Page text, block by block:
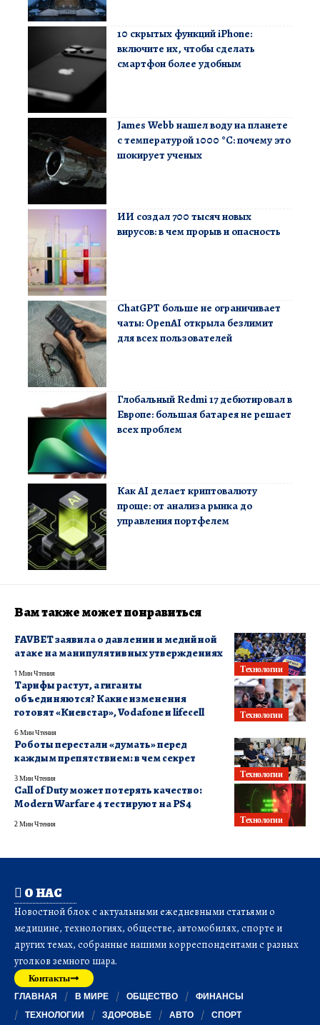
10 скрытых функций iPhone:
включите их, чтобы сделать
смартфон более удобным
James Webb нашел воду на планете
с температурой 1000 °C: почему это
шокирует ученых
ИИ создал 700 тысяч новых
вирусов: в чем прорыв и опасность
ChatGPT больше не ограничивает
чаты: OpenAI открыла безлимит
для всех пользователей
Глобальный Redmi 17 дебютировал в
Европе: большая батарея не решает
всех проблем
Как AI делает криптовалюту
проще: от анализа рынка до
управления портфелем
Вам также может понравиться
Технологии
FAVBET заявила о давлении и медийной
атаке на манипулятивных утверждениях
1 Мин Чтения
Технологии
Тарифы растут, а гиганты
объединяются? Какие изменения
готовят «Киевстар», Vodafone и lifecell
6 Мин Чтения
Технологии
Роботы перестали «думать» перед
каждым препятствием: в чем секрет
3 Мин Чтения
Технологии
Call of Duty может потерять качество:
Modern Warfare 4 тестируют на PS4
2 Мин Чтения
О НАС
Новостной блок с актуальными ежедневными статьями о
медицине, технологиях, обществе, автомобилях, спорте и
других темах, собранные нашими корреспондентами с разных
уголков земного шара.
Контакты
ГЛАВНАЯ В МИРЕ ОБЩЕСТВО
ФИНАНСЫ
ТЕХНОЛОГИИ
ЗДОРОВЬЕ АВТО СПОРТ